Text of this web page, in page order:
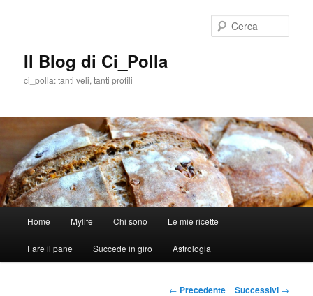
Il Blog di Ci_Polla
ci_polla: tanti veli, tanti profili
principale
Vai
al
Home Mylife Chi sono Le mie ricette
Fare il pane Succede in giro Astrologia
Navigazione
← Precedente Successivi →